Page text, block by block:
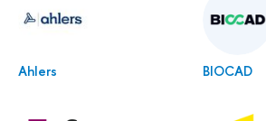
Ahlers BIOCAD